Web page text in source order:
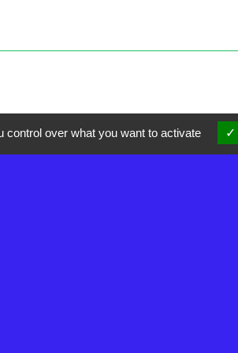
over what you want to activate